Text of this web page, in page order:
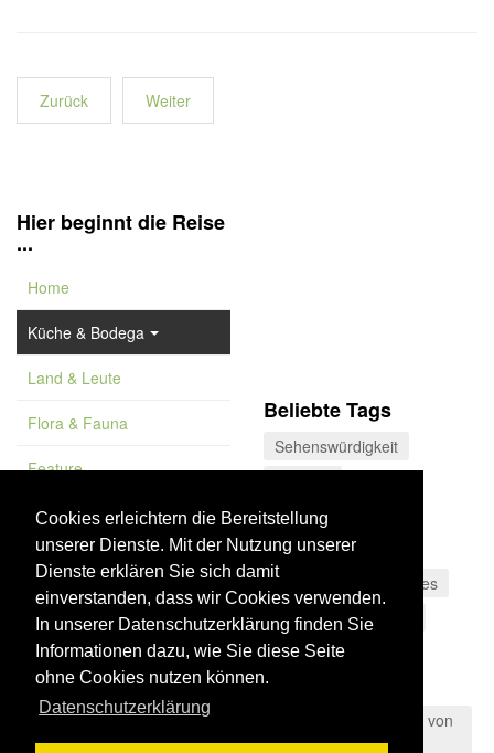
Cookies erleichtern die Bereitstellung
unserer Dienste. Mit der Nutzung unserer
Dienste erklären Sie sich damit
einverstanden, dass wir Cookies verwenden.
In unserer Datenschutzerklärung finden Sie
Informationen dazu, wie Sie diese Seite
ohne Cookies nutzen können.
Datenschutzerklärung
Zurück Weiter
Hier beginnt die Reise
...
Home
Küche & Bodega
Land & Leute
Flora & Fauna
Feature
Vademekum
Beliebte Tags
Sehenswürdigkeit
Valle del Poqueira
Costa Tropical
Andalusien
Cáceres
Sierra de las Nieves
Blaue Flagge
Naturpark der Straße von
Gibraltar